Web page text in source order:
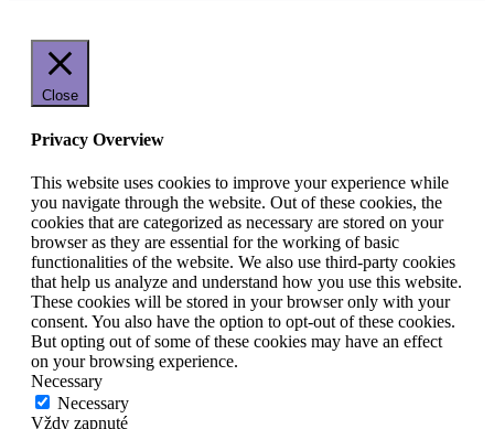
Close
Privacy Overview
This website uses cookies to improve your experience while
you navigate through the website. Out of these cookies, the
cookies that are categorized as necessary are stored on your
browser as they are essential for the working of basic
functionalities of the website. We also use third-party cookies
that help us analyze and understand how you use this website.
These cookies will be stored in your browser only with your
consent. You also have the option to opt-out of these cookies.
But opting out of some of these cookies may have an effect
on your browsing experience.
Necessary
Necessary
Vždy zapnuté